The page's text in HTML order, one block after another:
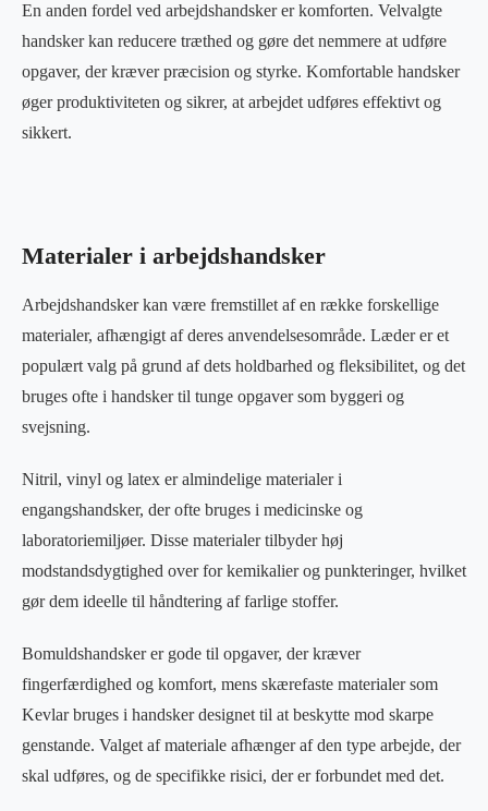
En anden fordel ved arbejdshandsker er komforten. Velvalgte
handsker kan reducere træthed og gøre det nemmere at udføre
opgaver, der kræver præcision og styrke. Komfortable handsker
øger produktiviteten og sikrer, at arbejdet udføres effektivt og
sikkert.
Materialer i arbejdshandsker
Arbejdshandsker kan være fremstillet af en række forskellige
materialer, afhængigt af deres anvendelsesområde. Læder er et
populært valg på grund af dets holdbarhed og fleksibilitet, og det
bruges ofte i handsker til tunge opgaver som byggeri og
svejsning.
Nitril, vinyl og latex er almindelige materialer i
engangshandsker, der ofte bruges i medicinske og
laboratoriemiljøer. Disse materialer tilbyder høj
modstandsdygtighed over for kemikalier og punkteringer, hvilket
gør dem ideelle til håndtering af farlige stoffer.
Bomuldshandsker er gode til opgaver, der kræver
fingerfærdighed og komfort, mens skærefaste materialer som
Kevlar bruges i handsker designet til at beskytte mod skarpe
genstande. Valget af materiale afhænger af den type arbejde, der
skal udføres, og de specifikke risici, der er forbundet med det.